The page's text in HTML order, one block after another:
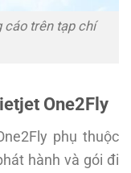
cáo trên tạp chí
One2Fly
phụ thuộc
hành và gói đi